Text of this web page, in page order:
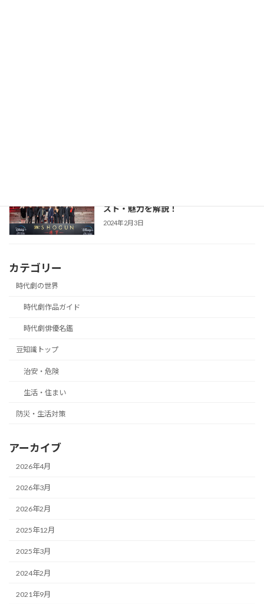
スト・魅力を解説！
2024年2月3日
カテゴリー
時代劇の世界
時代劇作品ガイド
時代劇俳優名鑑
豆知識トップ
治安・危険
生活・住まい
防災・生活対策
アーカイブ
2026年4月
2026年3月
2026年2月
2025年12月
2025年3月
2024年2月
2021年9月